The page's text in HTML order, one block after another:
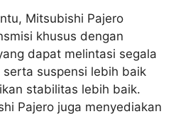
Mitsubishi Pajero
khusus dengan
dapat melintasi segala
suspensi lebih baik
stabilitas lebih baik.
Pajero juga menyediakan